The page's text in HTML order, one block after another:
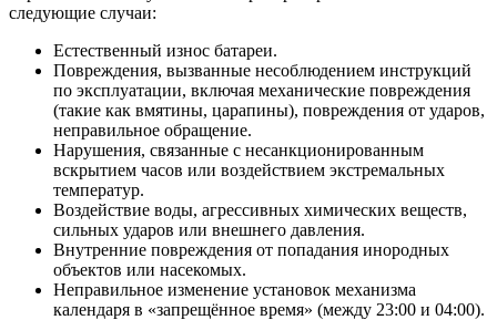
следующие случаи:
Естественный износ батареи.
Повреждения, вызванные несоблюдением инструкций
по эксплуатации, включая механические повреждения
(такие как вмятины, царапины), повреждения от ударов,
неправильное обращение.
Нарушения, связанные с несанкционированным
вскрытием часов или воздействием экстремальных
температур.
Воздействие воды, агрессивных химических веществ,
сильных ударов или внешнего давления.
Внутренние повреждения от попадания инородных
объектов или насекомых.
Неправильное изменение установок механизма
календаря в «запрещённое время» (между 23:00 и 04:00).